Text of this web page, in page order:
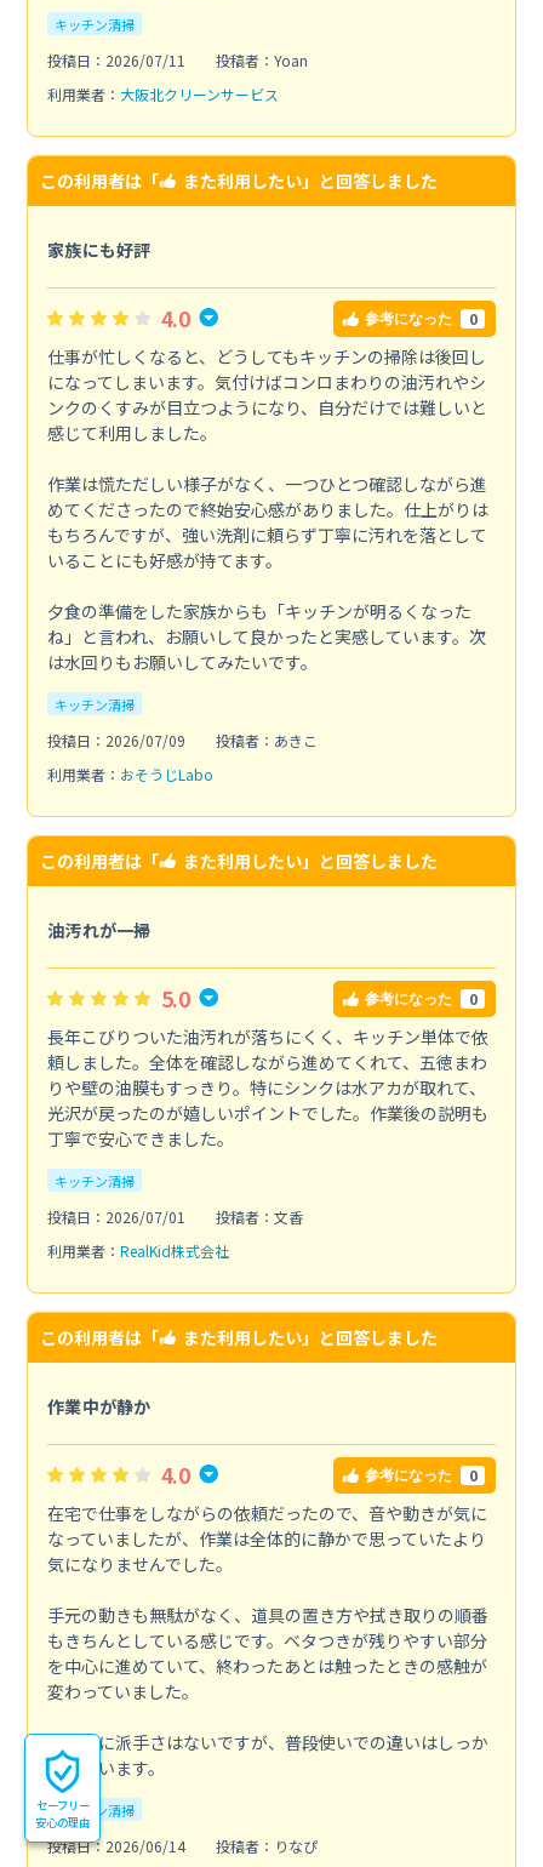
キッチン清掃
投稿日：2026/07/11
投稿者：Yoan
利用業者： 大阪北クリーンサービス
この利用者は「 また利用したい」と回答しました
家族にも好評
4.0 参考になった 0
仕事が忙しくなると、どうしてもキッチンの掃除は後回し
になってしまいます。気付けばコンロまわりの油汚れやシ
ンクのくすみが目立つようになり、自分だけでは難しいと
感じて利用しました。
作業は慌ただしい様子がなく、一つひとつ確認しながら進
めてくださったので終始安心感がありました。仕上がりは
もちろんですが、強い洗剤に頼らず丁寧に汚れを落として
いることにも好感が持てます。
夕食の準備をした家族からも「キッチンが明るくなった
ね」と言われ、お願いして良かったと実感しています。次
は水回りもお願いしてみたいです。
キッチン清掃
投稿日：2026/07/09
投稿者：あきこ
利用業者： おそうじLabo
この利用者は「 また利用したい」と回答しました
油汚れが一掃
5.0 参考になった 0
長年こびりついた油汚れが落ちにくく、キッチン単体で依
頼しました。全体を確認しながら進めてくれて、五徳まわ
りや壁の油膜もすっきり。特にシンクは水アカが取れて、
光沢が戻ったのが嬉しいポイントでした。作業後の説明も
丁寧で安心できました。
キッチン清掃
投稿日：2026/07/01
投稿者：文香
利用業者： RealKid株式会社
この利用者は「 また利用したい」と回答しました
作業中が静か
4.0 参考になった 0
在宅で仕事をしながらの依頼だったので、音や動きが気に
なっていましたが、作業は全体的に静かで思っていたより
気になりませんでした。
手元の動きも無駄がなく、道具の置き方や拭き取りの順番
もきちんとしている感じです。ベタつきが残りやすい部分
を中心に進めていて、終わったあとは触ったときの感触が
変わっていました。
全体的に派手さはないですが、普段使いでの違いはしっか
り出ています。
キッチン清掃
投稿日：2026/06/14 投稿者：りなぴ
セーフリー
安心の理由